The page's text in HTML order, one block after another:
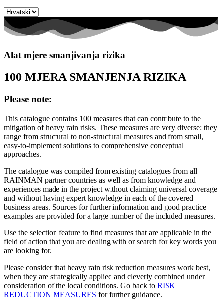
Odaberite
jezik
Alat mjere smanjivanja rizika
100 MJERA SMANJENJA RIZIKA
Please note:
This catalogue contains 100 measures that can contribute to the
mitigation of heavy rain risks. These measures are very diverse: they
range from structural to non-structural measures and from small,
easy-to-implement solutions to comprehensive conceptual
approaches.
The catalogue was compiled from existing catalogues from all
RAINMAN partner countries as well as from knowledge and
experiences made in the project without claiming universal coverage
and without having expert knowledge in each of the covered
business areas. Sources for further information and good practice
examples are provided for a large number of the included measures.
Use the selection feature to find measures that are applicable in the
field of action that you are dealing with or search for key words you
are looking for.
Please consider that heavy rain risk reduction measures work best,
when they are strategically applied and cleverly combined under
consideration of the local conditions. Go back to RISK
REDUCTION MEASURES for further guidance.